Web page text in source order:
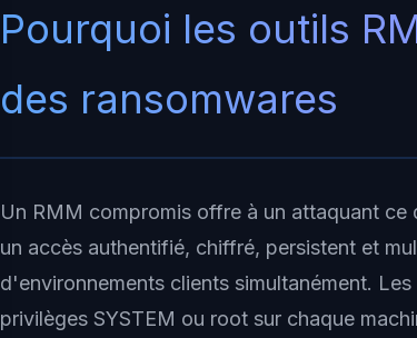
Pourquoi les outils
des ransomwares
Un RMM compromis offre à un attaquant
un accès authentifié, chiffré, persistent et
d'environnements clients simultanément.
privilèges SYSTEM ou root sur chaque